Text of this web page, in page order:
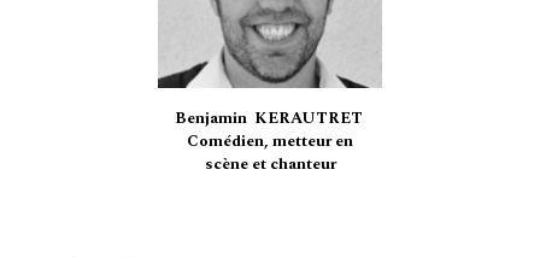
Benjamin KERAUTRET
Comédien, metteur en
scène et chanteur